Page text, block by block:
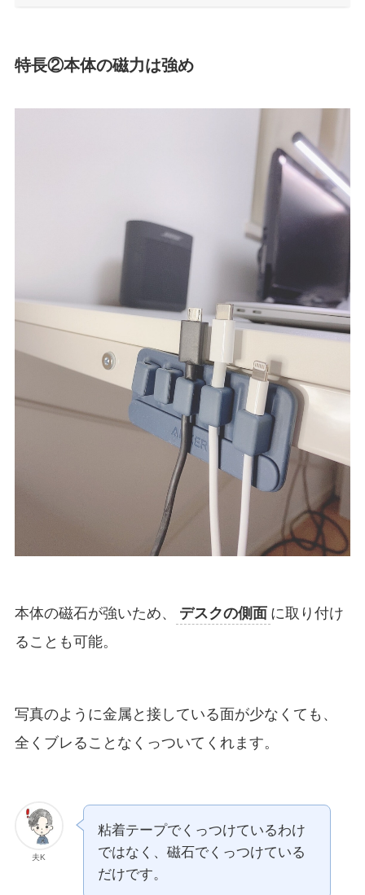
特長②本体の磁力は強め
本体の磁石が強いため、 デスクの側面 に取り付け
ることも可能。
写真のように金属と接している面が少なくても、
全くブレることなくっついてくれます。
夫K
粘着テープでくっつけているわけ
ではなく、磁石でくっつけている
だけです。